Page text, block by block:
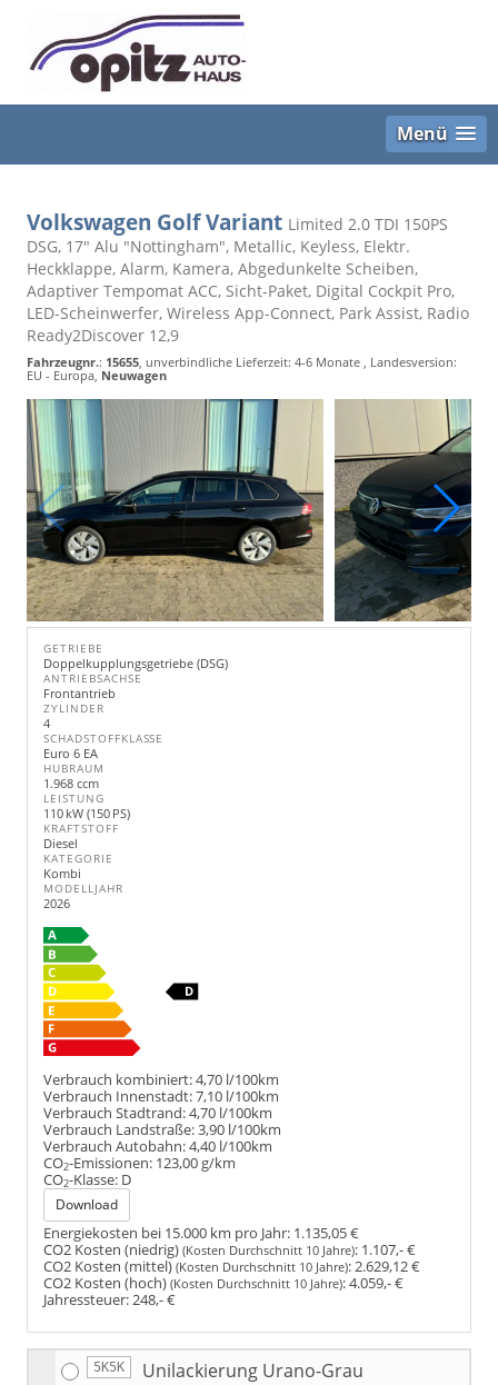
Menü
Volkswagen Golf Variant Limited 2.0 TDI 150PS
DSG, 17" Alu "Nottingham", Metallic, Keyless, Elektr.
Heckklappe, Alarm, Kamera, Abgedunkelte Scheiben,
Adaptiver Tempomat ACC, Sicht-Paket, Digital Cockpit Pro,
LED-Scheinwerfer, Wireless App-Connect, Park Assist, Radio
Ready2Discover 12,9
Fahrzeugnr.: 15655, unverbindliche Lieferzeit: 4-6 Monate , Landesversion:
EU - Europa, Neuwagen
GETRIEBE
Doppelkupplungsgetriebe (DSG)
ANTRIEBSACHSE
Frontantrieb
ZYLINDER
4
SCHADSTOFFKLASSE
Euro 6 EA
HUBRAUM
1.968 ccm
LEISTUNG
110 kW (150 PS)
KRAFTSTOFF
Diesel
KATEGORIE
Kombi
MODELLJAHR
2026
Verbrauch kombiniert:4,70 l/100km
Verbrauch Innenstadt:7,10 l/100km
Verbrauch Stadtrand:4,70 l/100km
Verbrauch Landstraße:3,90 l/100km
Verbrauch Autobahn:4,40 l/100km
CO2-Emissionen: 123,00 g/km
CO2-Klasse: D
Download
Energiekosten bei 15.000 km pro Jahr: 1.135,05 €
CO2 Kosten (niedrig) (Kosten Durchschnitt 10 Jahre): 1.107,- €
CO2 Kosten (mittel) (Kosten Durchschnitt 10 Jahre):2.629,12 €
CO2 Kosten (hoch) (Kosten Durchschnitt 10 Jahre):4.059,- €
Jahressteuer:248,- €
5K5K Unilackierung Urano-Grau